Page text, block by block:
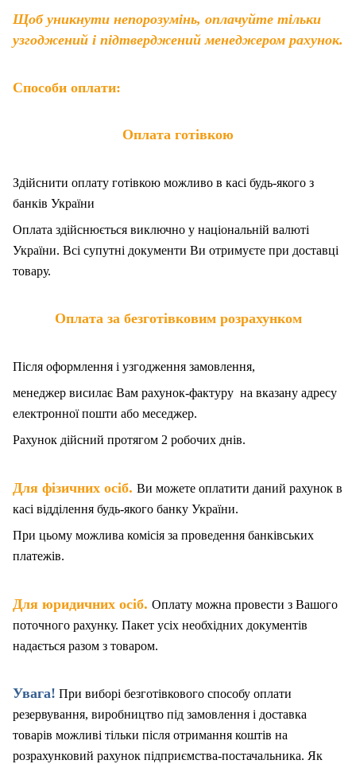
Щоб уникнути непорозумінь, оплачуйте тільки
узгоджений і підтверджений менеджером рахунок.
Способи оплати:
Оплата готівкою
Здійснити оплату готівкою можливо в касі будь-якого з
банків України
Оплата здійснюється виключно у національній валюті
України. Всі супутні документи Ви отримуєте при доставці
товару.
Оплата за безготівковим розрахунком
Після оформлення і узгодження замовлення,
менеджер висилає Вам рахунок-фактуру на вказану адресу
електронної пошти або меседжер.
Рахунок дійсний протягом 2 робочих днів.
Для фізичних осіб. Ви можете оплатити даний рахунок в
касі відділення будь-якого банку України.
При цьому можлива комісія за проведення банківських
платежів.
Для юридичних осіб. Оплату можна провести з Вашого
поточного рахунку. Пакет усіх необхідних документів
надається разом з товаром.
Увага! При виборі безготівкового способу оплати
резервування, виробництво під замовлення і доставка
товарів можливі тільки після отримання коштів на
розрахунковий рахунок підприємства-постачальника. Як